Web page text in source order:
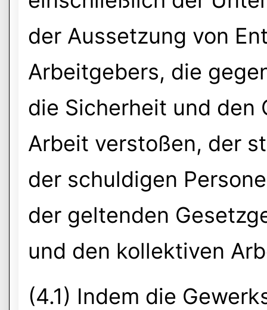
der Aussetzung von
Arbeitgebers, die
die Sicherheit und den
Arbeit verstoßen, der
der schuldigen
der geltenden
und den kollektiven
(4.1) Indem die